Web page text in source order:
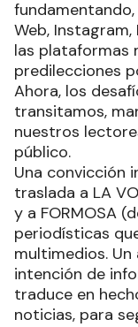
Web, Instagram,
las plataformas
predilecciones
Ahora, los
transitamos,
nuestros
público.
Una convicción
traslada a LA
y a FORMOSA
periodísticas
multimedios.
intención de
traduce en
noticias, para